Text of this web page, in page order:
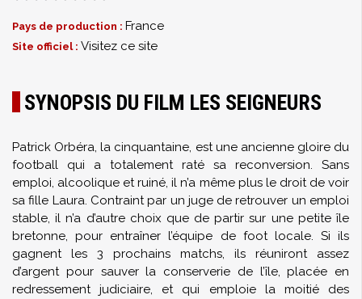
Pays de production : France
Site officiel : Visitez ce site
SYNOPSIS DU FILM LES SEIGNEURS
Patrick Orbéra, la cinquantaine, est une ancienne gloire du
football qui a totalement raté sa reconversion. Sans
emploi, alcoolique et ruiné, il n’a même plus le droit de voir
sa fille Laura. Contraint par un juge de retrouver un emploi
stable, il n’a d’autre choix que de partir sur une petite île
bretonne, pour entraîner l’équipe de foot locale. Si ils
gagnent les 3 prochains matchs, ils réuniront assez
d’argent pour sauver la conserverie de l’île, placée en
redressement judiciaire, et qui emploie la moitié des